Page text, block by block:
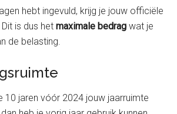
hebt ingevuld, krijg je jouw officiële
is dus hetmaximale bedragwat je
de belasting.
10 jaren vóór 2024 jouw jaarruimte